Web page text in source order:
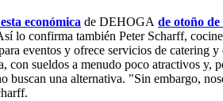
económica de DEHOGA de otoño de
lo confirma también Peter Scharff,
eventos y ofrece servicios de catering
sueldos a menudo poco atractivos y,
una alternativa. "Sin embargo,